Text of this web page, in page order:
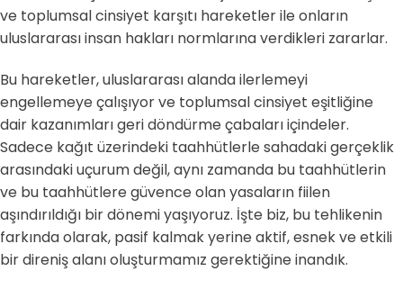
ve toplumsal cinsiyet karşıtı hareketler ile onların
uluslararası insan hakları normlarına verdikleri zararlar.
Bu hareketler, uluslararası alanda ilerlemeyi
engellemeye çalışıyor ve toplumsal cinsiyet eşitliğine
dair kazanımları geri döndürme çabaları içindeler.
Sadece kağıt üzerindeki taahhütlerle sahadaki gerçeklik
arasındaki uçurum değil, aynı zamanda bu taahhütlerin
ve bu taahhütlere güvence olan yasaların fiilen
aşındırıldığı bir dönemi yaşıyoruz. İşte biz, bu tehlikenin
farkında olarak, pasif kalmak yerine aktif, esnek ve etkili
bir direniş alanı oluşturmamız gerektiğine inandık.